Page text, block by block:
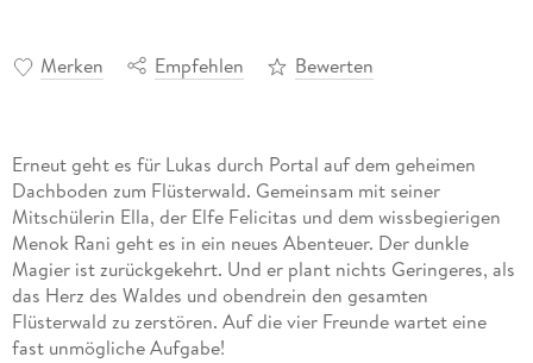
Merken Empfehlen Bewerten
Erneut geht es für Lukas durch Portal auf dem geheimen
Dachboden zum Flüsterwald. Gemeinsam mit seiner
Mitschülerin Ella, der Elfe Felicitas und dem wissbegierigen
Menok Rani geht es in ein neues Abenteuer. Der dunkle
Magier ist zurückgekehrt. Und er plant nichts Geringeres, als
das Herz des Waldes und obendrein den gesamten
Flüsterwald zu zerstören. Auf die vier Freunde wartet eine
fast unmögliche Aufgabe!